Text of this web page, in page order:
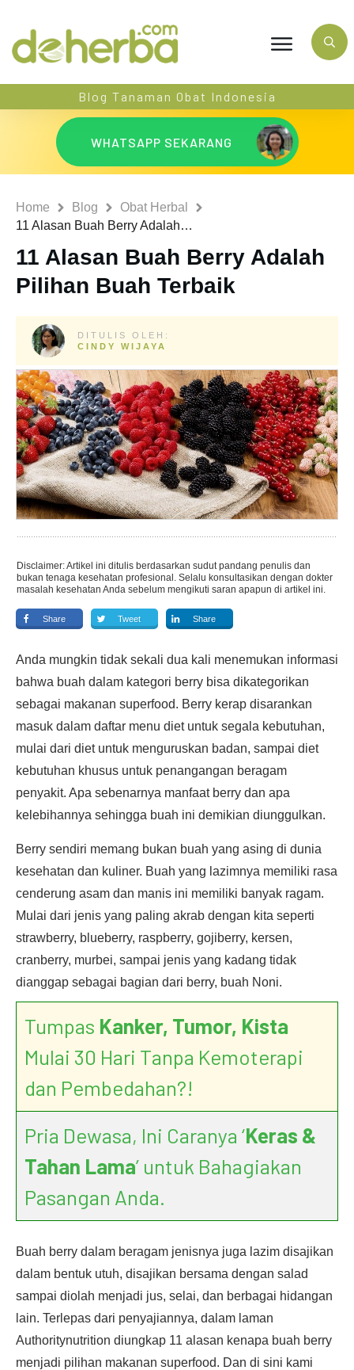
Blog Tanaman Obat Indonesia
WHATSAPP SEKARANG
Home Blog
Obat Herbal
11 Alasan Buah Berry Adalah Pilihan Buah Terbaik
11 Alasan Buah Berry Adalah
Pilihan Buah Terbaik
DITULIS OLEH:
CINDY WIJAYA
Disclaimer: Artikel ini ditulis berdasarkan sudut pandang penulis dan
bukan tenaga kesehatan profesional. Selalu konsultasikan dengan dokter
masalah kesehatan Anda sebelum mengikuti saran apapun di artikel ini.
Share Tweet Share
Anda mungkin tidak sekali dua kali menemukan informasi
bahwa buah dalam kategori berry bisa dikategorikan
sebagai makanan superfood. Berry kerap disarankan
masuk dalam daftar menu diet untuk segala kebutuhan,
mulai dari diet untuk menguruskan badan, sampai diet
kebutuhan khusus untuk penangangan beragam
penyakit. Apa sebenarnya manfaat berry dan apa
kelebihannya sehingga buah ini demikian diunggulkan.
Berry sendiri memang bukan buah yang asing di dunia
kesehatan dan kuliner. Buah yang lazimnya memiliki rasa
cenderung asam dan manis ini memiliki banyak ragam.
Mulai dari jenis yang paling akrab dengan kita seperti
strawberry, blueberry, raspberry, gojiberry, kersen,
cranberry, murbei, sampai jenis yang kadang tidak
dianggap sebagai bagian dari berry, buah Noni.
Tumpas Kanker, Tumor, Kista
Mulai 30 Hari Tanpa Kemoterapi
dan Pembedahan?!
Pria Dewasa, Ini Caranya ‘Keras &
Tahan Lama’ untuk Bahagiakan
Pasangan Anda.
Buah berry dalam beragam jenisnya juga lazim disajikan
dalam bentuk utuh, disajikan bersama dengan salad
sampai diolah menjadi jus, selai, dan berbagai hidangan
lain. Terlepas dari penyajiannya, dalam laman
Authoritynutrition diungkap 11 alasan kenapa buah berry
menjadi pilihan makanan superfood. Dan di sini kami